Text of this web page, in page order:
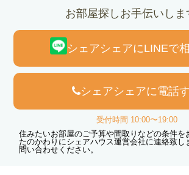
お部屋探しお手伝いしま
シェアシェアにLINEで
シェアシェアに電話
受付時間 10:00〜19:00
住みたいお部屋のご予算や間取りなどの条件を
たのかわりにシェアハウス運営会社に連絡致し
問い合わせください。